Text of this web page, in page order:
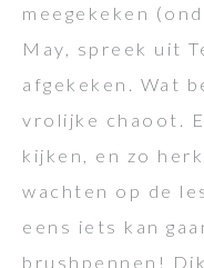
meegekeken
May, spreek uit
afgekeken. Wat
vrolijke chaoot.
kijken, en zo
wachten op de
eens iets kan
brushpennen!